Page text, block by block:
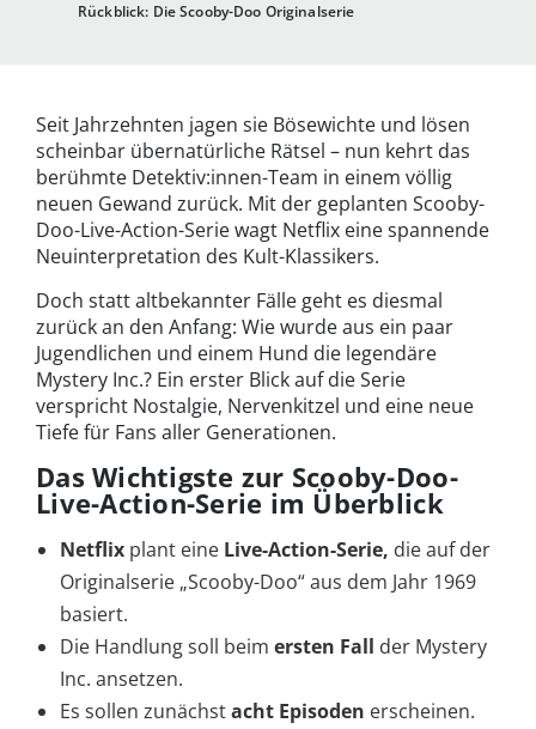
Rückblick: Die Scooby-Doo Originalserie
Seit Jahrzehnten jagen sie Bösewichte und lösen
scheinbar übernatürliche Rätsel – nun kehrt das
berühmte Detektiv:innen-Team in einem völlig
neuen Gewand zurück. Mit der geplanten Scooby-
Doo-Live-Action-Serie wagt Netflix eine spannende
Neuinterpretation des Kult-Klassikers.
Doch statt altbekannter Fälle geht es diesmal
zurück an den Anfang: Wie wurde aus ein paar
Jugendlichen und einem Hund die legendäre
Mystery Inc.? Ein erster Blick auf die Serie
verspricht Nostalgie, Nervenkitzel und eine neue
Tiefe für Fans aller Generationen.
Das Wichtigste zur Scooby-Doo-
Live-Action-Serie im Überblick
Netflix plant eine Live-Action-Serie, die auf der
Originalserie „Scooby-Doo“ aus dem Jahr 1969
basiert.
Die Handlung soll beim ersten Fall der Mystery
Inc. ansetzen.
Es sollen zunächstacht Episoden erscheinen.